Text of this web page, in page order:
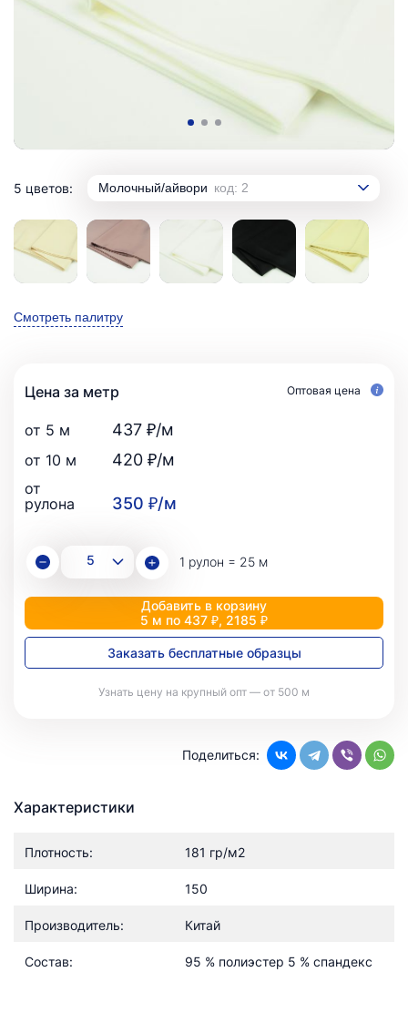
5 цветов: Молочный/айвори код: 2
Смотреть палитру
Цена за метр Оптовая цена
от 5 м 437 ₽/м
от 10 м 420 ₽/м
от
рулона
350 ₽/м
1 рулон = 25 м
Добавить в корзину
5 м по 437 ₽, 2185 ₽
Заказать бесплатные образцы
Узнать цену на крупный опт — от 500 м
Поделиться:
Характеристики
Плотность: 181 гр/м2
Ширина: 150
Производитель: Китай
Состав: 95 % полиэстер 5 % спандекс